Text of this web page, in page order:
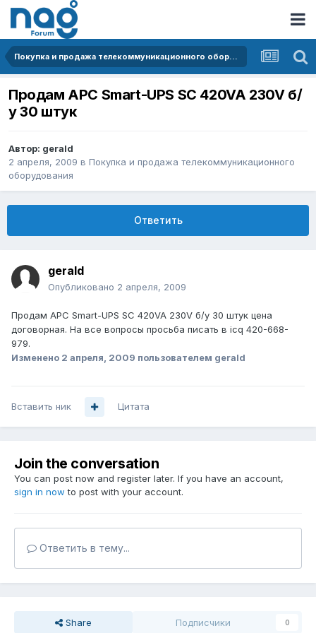
Покупка и продажа телекоммуникационного оборудования
Продам APC Smart-UPS SC 420VA 230V б/
у 30 штук
Автор: gerald
2 апреля, 2009 в Покупка и продажа телекоммуникационного
оборудования
Ответить
gerald
Опубликовано 2 апреля, 2009
Продам APC Smart-UPS SC 420VA 230V б/у 30 штук цена
договорная. На все вопросы просьба писать в icq 420-668-
979.
Изменено 2 апреля, 2009 пользователем gerald
Вставить ник Цитата
Join the conversation
You can post now and register later. If you have an account,
sign in now to post with your account.
Ответить в тему...
Share Подписчики 0